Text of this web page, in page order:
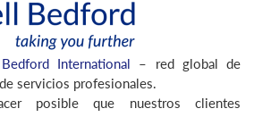
International – red global de
servicios profesionales.
posible que nuestros clientes